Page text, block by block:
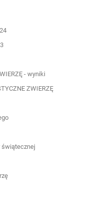
- wyniki
ZWIERZĘ
świątecznej